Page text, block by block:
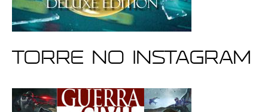
Torre no Instagram